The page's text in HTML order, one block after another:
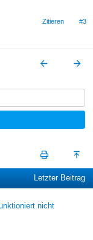
Zitieren #3
Letzter Beitrag
nicht